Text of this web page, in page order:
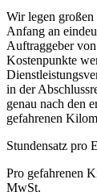
Wir legen großen
Anfang an
Auftraggeber
Kostenpunkte
in der
genau nach den
gefahrenen
Stundensatz pro
Pro gefahrenen
MwSt.